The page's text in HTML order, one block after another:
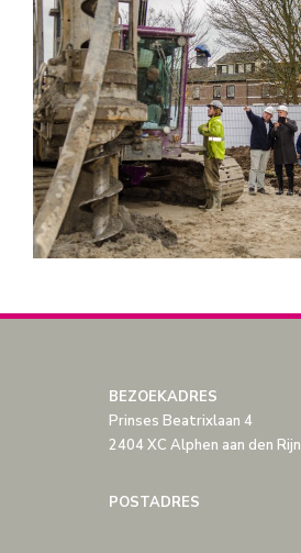
BEZOEKADRES
Prinses Beatrixlaan 4
2404 XC Alphen aan den Rijn
POSTADRES